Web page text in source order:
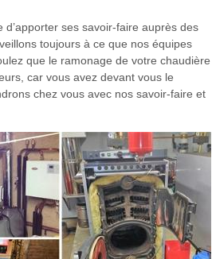
ses savoir-faire auprès des
toujours à ce que nos équipes
que le ramonage de votre chaudière
car vous avez devant vous le
chez vous avec nos savoir-faire et